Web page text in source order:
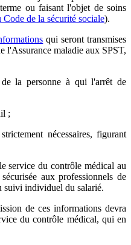
ou faisant l'objet de soins
de la sécurité sociale).
qui seront transmises
l'Assurance maladie aux SPST,
la personne à qui l'arrêt de
;
nécessaires, figurant
service du contrôle médical au
aux professionnels de
suivi individuel du salarié.
de ces informations devra
du contrôle médical, qui en